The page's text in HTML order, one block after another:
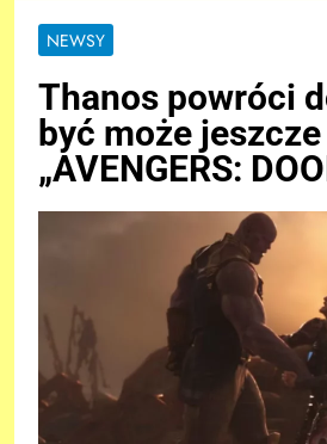
NEWSY
Thanos powróci
być może
„AVENGERS: